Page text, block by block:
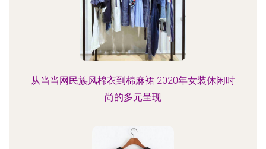
从当当网民族风棉衣到棉麻裙 2020年女装休闲时
尚的多元呈现